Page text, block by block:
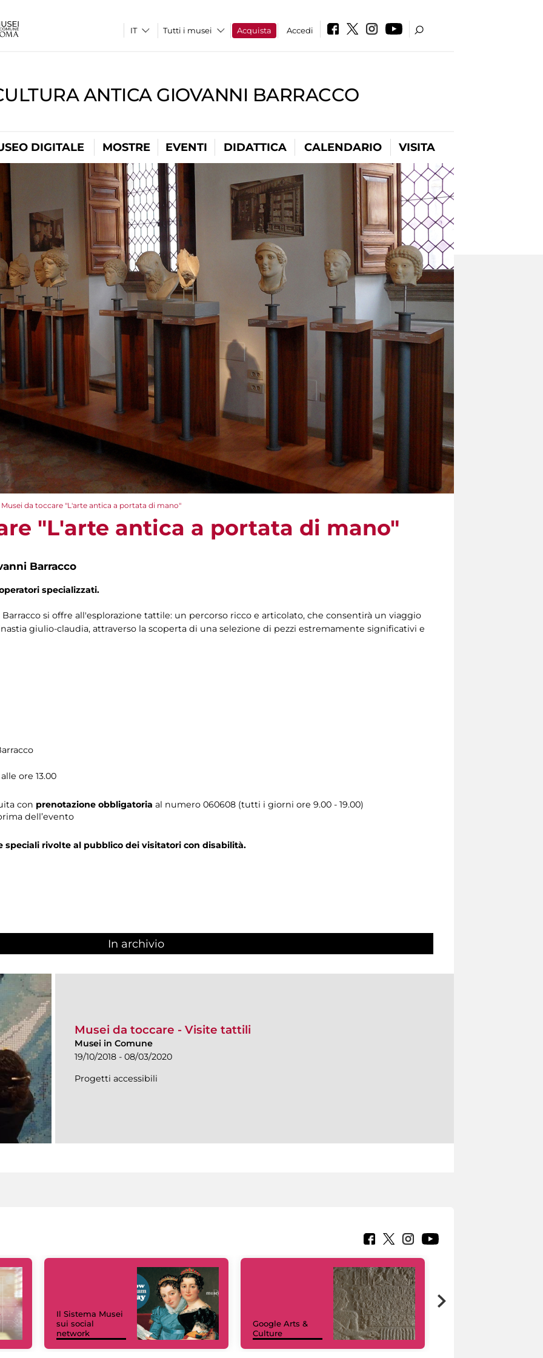
Tutti i musei Acquista Accedi
ANTICA GIOVANNI BARRACCO
DIGITALE MOSTRE EVENTI DIDATTICA CALENDARIO VISITA
Musei da toccare "L'arte antica a portata di mano"
"L'arte antica a portata di mano"
Barracco
specializzati.
si offre all'esplorazione tattile: un percorso ricco e articolato, che consentirà un viaggio
giulio-claudia, attraverso la scoperta di una selezione di pezzi estremamente significativi e
ore 13.00
con prenotazione obbligatoria al numero 060608 (tutti i giorni ore 9.00 - 19.00)
dell’evento
speciali rivolte al pubblico dei visitatori con disabilità.
In archivio
Musei da toccare - Visite tattili
Musei in Comune
19/10/2018 - 08/03/2020
Progetti accessibili
Il Sistema Musei
sui social
network
Google Arts &
Culture